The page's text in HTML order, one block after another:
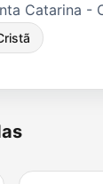
Catarina -